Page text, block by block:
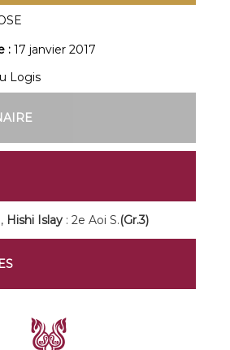
:17 janvier 2017
Logis
Hishi Islay : 2e Aoi S.(Gr.3)